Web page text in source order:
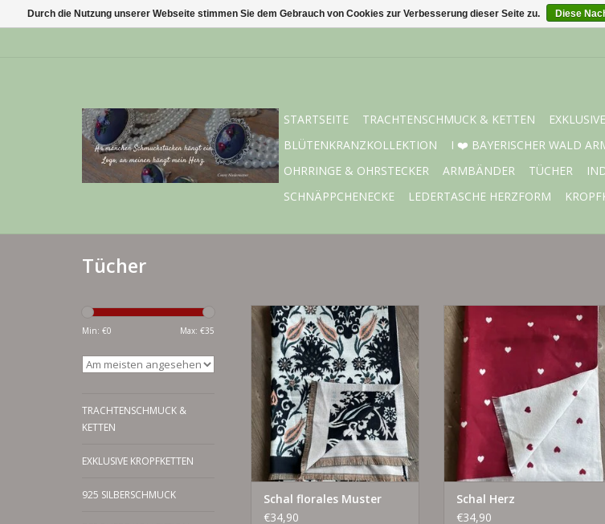
STARTSEITE TRACHTENSCHMUCK & KETTEN
BLÜTENKRANZKOLLEKTION
I ❤️ BAYERISCHER WALD
OHRRINGE & OHRSTECKER
ARMBÄNDER TÜCHER
SCHNÄPPCHENECKE
LEDERTASCHE HERZFORM
Tücher
Min: €0 Max: €35
TRACHTENSCHMUCK &
KETTEN
EXKLUSIVE KROPFKETTEN
925 SILBERSCHMUCK
Eleganter Jacquardschal mit
floralem Muster - 65 x 185 cm,
weich, beidseitig tragbar, mit
Fransen. Perfekt für Herbst &
Winter.
ZUM WARENKORB HINZUFÜGEN
Schal florales Muster
€34,90
Ein Accessoire, das Stil, Komfort
und Qualität vereint - ideal zu
Verschenken oder
Selbstverwöhnen
ZUM WARENKORB HINZUFÜGEN
Schal Herz
€34,90
Durch die Nutzung unserer Webseite stimmen Sie dem Gebrauch von Cookies zur Verbesserung dieser Seite zu. Diese